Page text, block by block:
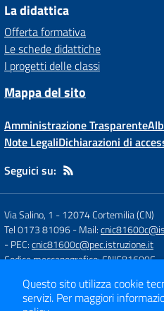
La didattica
Offerta formativa
Le schede didattiche
I progetti delle classi
Mappa del sito
Amministrazione Trasparente
Note LegaliDichiarazioni di
Seguici su:
Via Salino, 1 -12074 Cortemilia (CN)
Tel 0173 81096- Mail:
- PEC:cnic81600c@pec.istruzione.it
Codice meccanografico: CNIC81600C-
Questo sito utilizza cookie
servizi. Per maggiori